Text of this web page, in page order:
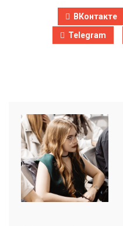
ВКонтакте
Telegram